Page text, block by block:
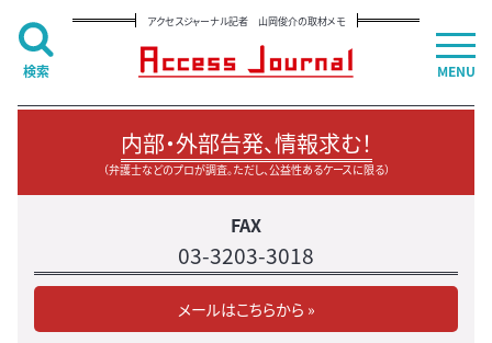
アクセスジャーナル記者 山岡俊介の取材メモ
内部・外部告発、情報求む！
（弁護士などのプロが調査。ただし、公益性あるケースに限る）
FAX
03-3203-3018
メールはこちらから »
MENU
検索